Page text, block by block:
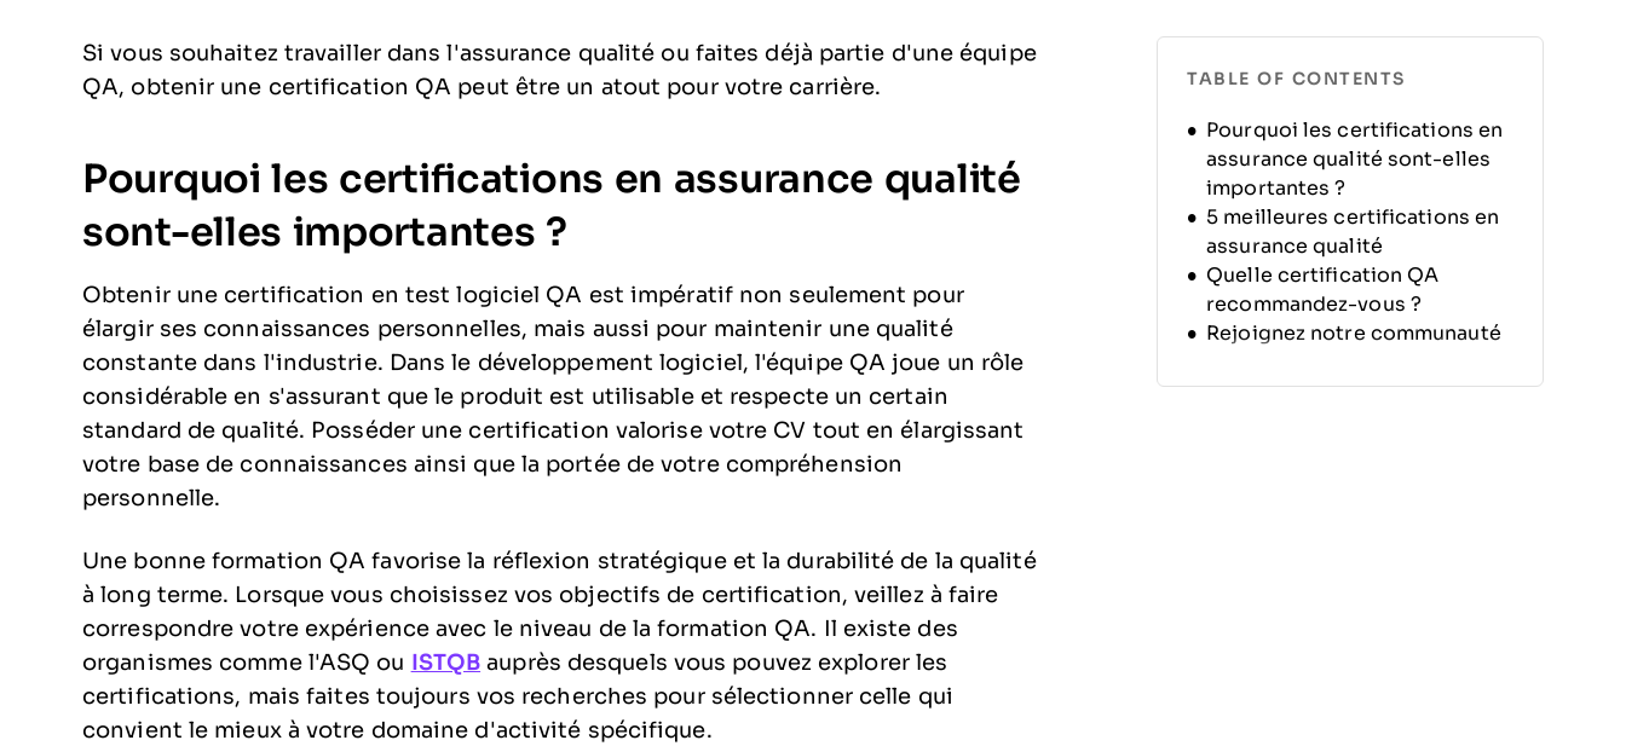
Si vous souhaitez travailler dans l'assurance qualité ou faites déjà partie d'une équipe
QA, obtenir une certification QA peut être un atout pour votre carrière.
Pourquoi les certifications en assurance qualité
sont-elles importantes ?
Obtenir une certification en test logiciel QA est impératif non seulement pour
élargir ses connaissances personnelles, mais aussi pour maintenir une qualité
constante dans l'industrie. Dans le développement logiciel, l'équipe QA joue un rôle
considérable en s'assurant que le produit est utilisable et respecte un certain
standard de qualité. Posséder une certification valorise votre CV tout en élargissant
votre base de connaissances ainsi que la portée de votre compréhension
personnelle.
Une bonne formation QA favorise la réflexion stratégique et la durabilité de la qualité
à long terme. Lorsque vous choisissez vos objectifs de certification, veillez à faire
correspondre votre expérience avec le niveau de la formation QA. Il existe des
organismes comme l'ASQ ou
ISTQB auprès desquels vous pouvez explorer les
certifications, mais faites toujours vos recherches pour sélectionner celle qui
convient le mieux à votre domaine d'activité spécifique.
TABLE OF CONTENTS
Pourquoi les certifications en
assurance qualité sont-elles
importantes ?
5 meilleures certifications en
assurance qualité
Quelle certification QA
recommandez-vous ?
Rejoignez notre communauté
qualité